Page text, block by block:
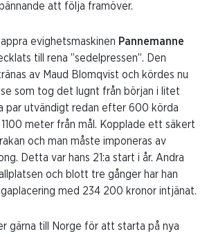
att följa framöver.
evighetsmaskinen Pannemanne
till rena ”sedelpressen”. Den
av Maud Blomqvist och kördes nu
som tog det lugnt från början i litet
par utvändigt redan efter 600 körda
meter från mål. Kopplade ett säkert
och man måste imponeras av
Detta var hans 21:a start i år. Andra
och blott tre gånger har han
med 234 200 kronor intjänat.
gärna till Norge för att starta på nya